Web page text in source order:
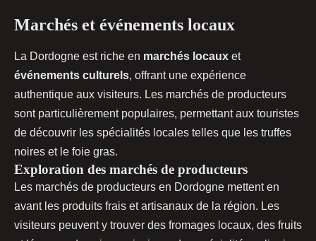
Marchés et événements locaux
La Dordogne est riche en marchés locaux et
événements culturels, offrant une expérience
authentique aux visiteurs. Les marchés de producteurs
sont particulièrement populaires, permettant aux touristes
de découvrir les spécialités locales telles que les truffes
noires et le foie gras.
Exploration des marchés de producteurs
Les marchés de producteurs en Dordogne mettent en
avant les produits frais et artisanaux de la région. Les
visiteurs peuvent y trouver des fromages locaux, des fruits